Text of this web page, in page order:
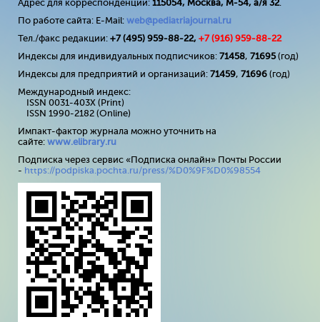
Адрес для корреспонденции: 115054, Москва, М-54, а/я 32.
По работе сайта: E-Mail: web@pediatriajournal.ru
Тел./факс редакции: +7 (495) 959-88-22, +7 (916) 959-88-22
Индексы для индивидуальных подписчиков: 71458, 71695(год)
Индексы для предприятий и организаций: 71459, 71696 (год)
Международный индекс:
ISSN 0031-403X (Print)
ISSN 1990-2182 (Online)
Импакт-фактор журнала можно уточнить на
сайте: www.elibrary.ru
Подписка через сервис «Подписка онлайн» Почты России
- https://podpiska.pochta.ru/press/%D0%9F%D0%98554